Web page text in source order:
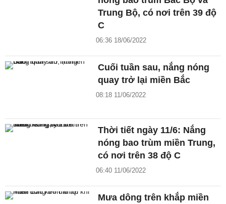
Trung Bộ, có nơi trên 39 độ
C
06:36 18/06/2022
Cuối tuần sau, nắng nóng
quay trở lại miền Bắc
08:18 11/06/2022
Thời tiết ngày 11/6: Nắng
nóng bao trùm miền Trung,
có nơi trên 38 độ C
06:40 11/06/2022
Mưa dông trên khắp miền